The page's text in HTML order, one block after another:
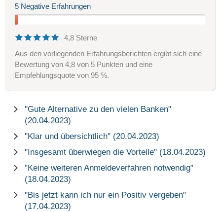
5 Negative Erfahrungen
4,8 Sterne
Aus den vorliegenden Erfahrungsberichten ergibt sich eine
Bewertung von 4,8 von 5 Punkten und eine
Empfehlungsquote von 95 %.
"Gute Alternative zu den vielen Banken"
(20.04.2023)
"Klar und übersichtlich" (20.04.2023)
"Insgesamt überwiegen die Vorteile" (18.04.2023)
"Keine weiteren Anmeldeverfahren notwendig"
(18.04.2023)
"Bis jetzt kann ich nur ein Positiv vergeben"
(17.04.2023)